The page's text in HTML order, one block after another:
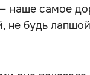
наше самое
не будь